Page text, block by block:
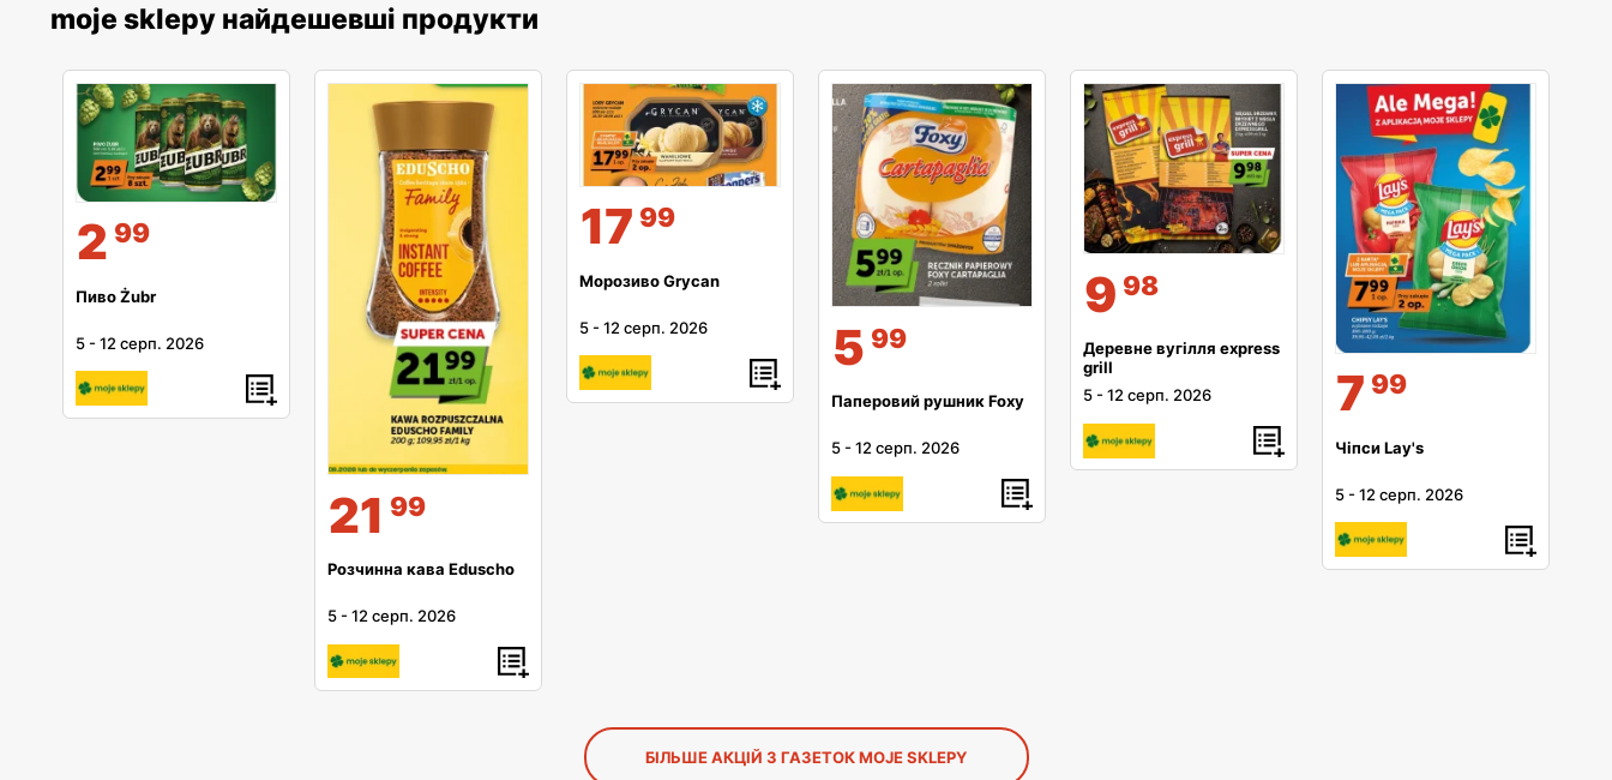
moje sklepy найдешевші продукти
2 99
Пиво Żubr
5 -12 серп. 2026
21 99
Розчинна кава Eduscho
5 -12 серп. 2026
17 99
Морозиво Grycan
5 -12 серп. 2026 5 99
Паперовий рушник Foxy
5 -12 серп. 2026
9 98
Деревне вугілля express
grill
5 -12 серп. 2026 7 99
Чіпси Lay's
5 -12 серп. 2026
БІЛЬШЕ АКЦІЙ З ГАЗЕТОК MOJE SKLEPY